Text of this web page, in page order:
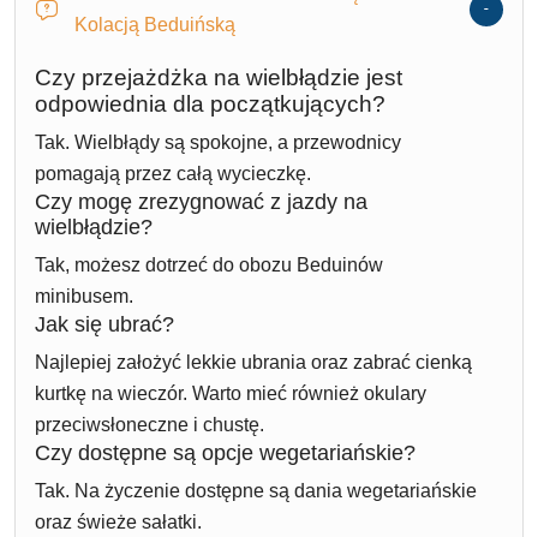
Kolacją Beduińską
Czy przejażdżka na wielbłądzie jest
odpowiednia dla początkujących?
Tak. Wielbłądy są spokojne, a przewodnicy
pomagają przez całą wycieczkę.
Czy mogę zrezygnować z jazdy na
wielbłądzie?
Tak, możesz dotrzeć do obozu Beduinów
minibusem.
Jak się ubrać?
Najlepiej założyć lekkie ubrania oraz zabrać cienką
kurtkę na wieczór. Warto mieć również okulary
przeciwsłoneczne i chustę.
Czy dostępne są opcje wegetariańskie?
Tak. Na życzenie dostępne są dania wegetariańskie
oraz świeże sałatki.